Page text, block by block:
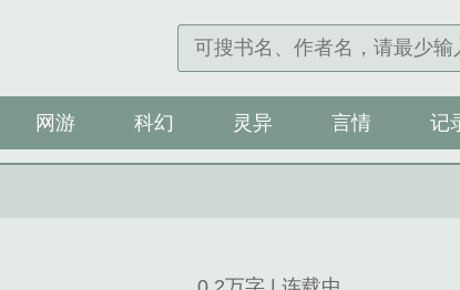
网游 科幻 灵异 言情 记